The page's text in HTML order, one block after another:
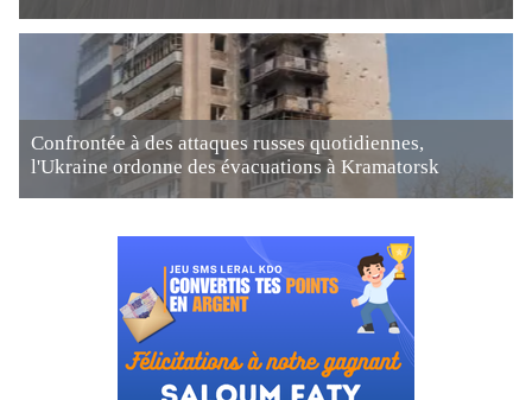
Confrontée à des attaques russes quotidiennes,
l'Ukraine ordonne des évacuations à Kramatorsk